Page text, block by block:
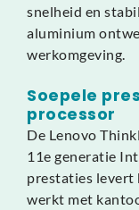
snelheid en
aluminium
werkomgeving.
Soepele
processor
De Lenovo
11e generatie
prestaties levert
werkt met